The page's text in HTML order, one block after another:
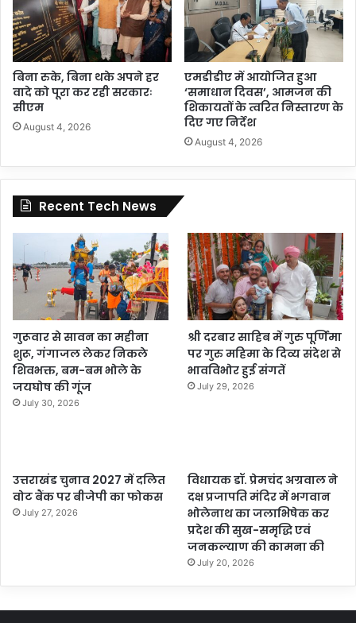
बिना रुके, बिना थके अपने हर
वादे को पूरा कर रही सरकारः
सीएम
August 4, 2026
एमडीडीए में आयोजित हुआ
‘समाधान दिवस’, आमजन की
शिकायतों के त्वरित निस्तारण के
दिए गए निर्देश
August 4, 2026
Recent Tech News
गुरूवार से सावन का महीना
शुरू, गंगाजल लेकर निकले
शिवभक्त, बम-बम भोले के
जयघोष की गूंज
July 30, 2026
श्री दरबार साहिब में गुरु पूर्णिमा
पर गुरु महिमा के दिव्य संदेश से
भावविभोर हुई संगतें
July 29, 2026
उत्तराखंड चुनाव 2027 में दलित
वोट बैंक पर बीजेपी का फोकस
July 27, 2026
विधायक डॉ. प्रेमचंद अग्रवाल ने
दक्ष प्रजापति मंदिर में भगवान
भोलेनाथ का जलाभिषेक कर
प्रदेश की सुख-समृद्धि एवं
जनकल्याण की कामना की
July 20, 2026